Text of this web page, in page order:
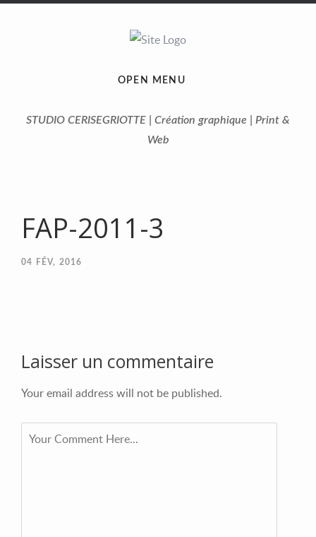
OPEN MENU
STUDIO CERISEGRIOTTE | Création graphique | Print &
Web
FAP-2011-3
04 FÉV, 2016
Laisser un commentaire
Your email address will not be published.